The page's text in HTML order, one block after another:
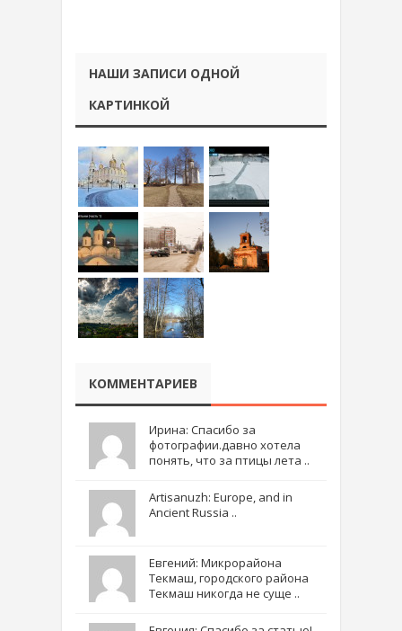
НАШИ ЗАПИСИ ОДНОЙ
КАРТИНКОЙ
КОММЕНТАРИЕВ
Ирина: Спасибо за
фотографии.давно хотела
понять, что за птицы лета ..
Artisanuzh: Europe, and in
Ancient Russia ..
Евгений: Микрорайона
Текмаш, городского района
Текмаш никогда не суще ..